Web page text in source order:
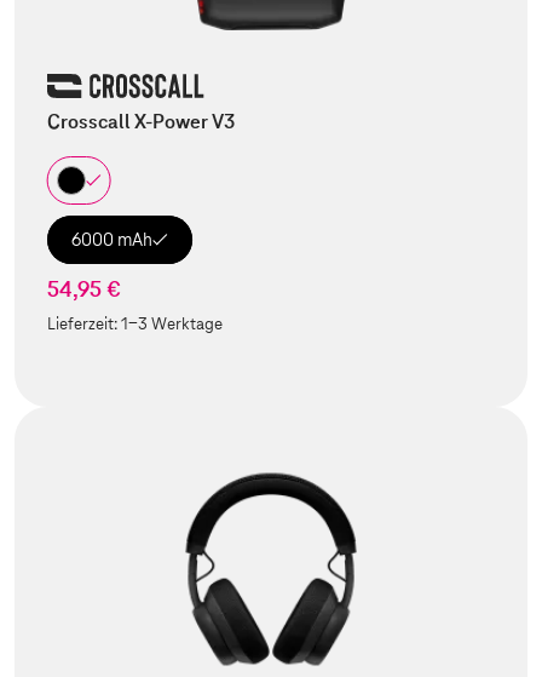
Crosscall X-Power V3
6000 mAh
54,95 €
Lieferzeit:1-3 Werktage